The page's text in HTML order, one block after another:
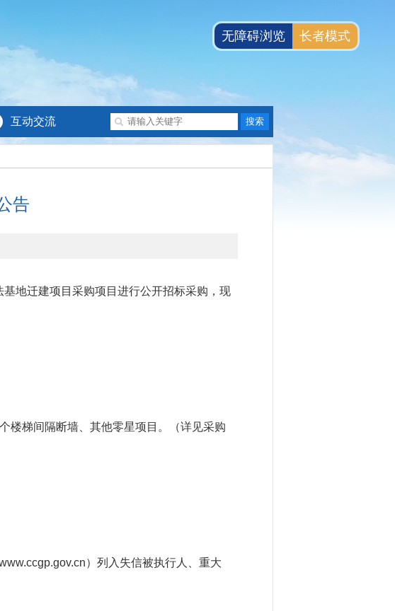
互动交流
告
地迁建项目采购项目进行公开招标采购，现
楼梯间隔断墙、其他零星项目。（详见采购
）列入失信被执行人、重大
无障碍浏览 长者模式